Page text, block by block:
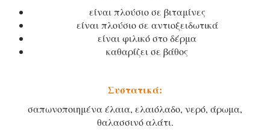
είναι πλούσιο σε βιταμίνες
είναι πλούσιο σε αντιοξειδωτικά
είναι φιλικό στο δέρμα
καθαρίζει σε βάθος
Συστατικά:
σαπωνοποιημένα έλαια, ελαιόλαδο, νερό, άρωμα,
θαλασσινό αλάτι.